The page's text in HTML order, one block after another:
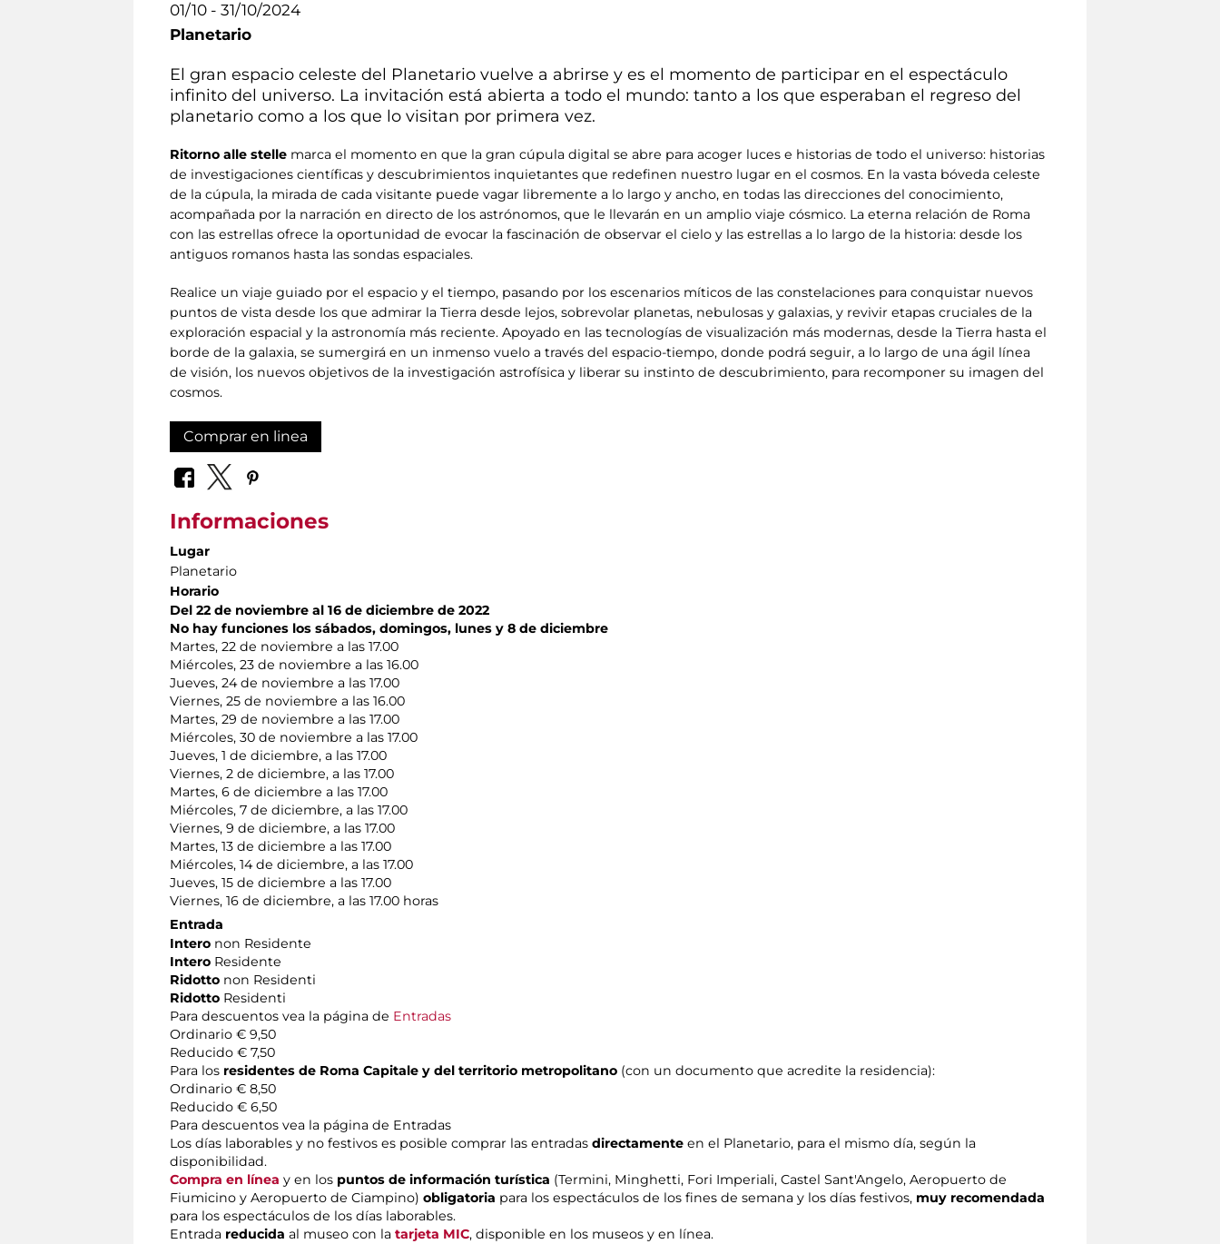
01/10 - 31/10/2024
Planetario
El gran espacio celeste del Planetario vuelve a abrirse y es el momento de participar en el espectáculo
infinito del universo. La invitación está abierta a todo el mundo: tanto a los que esperaban el regreso del
planetario como a los que lo visitan por primera vez.
Ritorno alle stelle marca el momento en que la gran cúpula digital se abre para acoger luces e historias de todo el universo: historias
de investigaciones científicas y descubrimientos inquietantes que redefinen nuestro lugar en el cosmos. En la vasta bóveda celeste
de la cúpula, la mirada de cada visitante puede vagar libremente a lo largo y ancho, en todas las direcciones del conocimiento,
acompañada por la narración en directo de los astrónomos, que le llevarán en un amplio viaje cósmico. La eterna relación de Roma
con las estrellas ofrece la oportunidad de evocar la fascinación de observar el cielo y las estrellas a lo largo de la historia: desde los
antiguos romanos hasta las sondas espaciales.
Realice un viaje guiado por el espacio y el tiempo, pasando por los escenarios míticos de las constelaciones para conquistar nuevos
puntos de vista desde los que admirar la Tierra desde lejos, sobrevolar planetas, nebulosas y galaxias, y revivir etapas cruciales de la
exploración espacial y la astronomía más reciente. Apoyado en las tecnologías de visualización más modernas, desde la Tierra hasta el
borde de la galaxia, se sumergirá en un inmenso vuelo a través del espacio-tiempo, donde podrá seguir, a lo largo de una ágil línea
de visión, los nuevos objetivos de la investigación astrofísica y liberar su instinto de descubrimiento, para recomponer su imagen del
cosmos.
Comprar en linea
Informaciones
Lugar
Planetario
Horario
Del 22 de noviembre al 16 de diciembre de 2022
No hay funciones los sábados, domingos, lunes y 8 de diciembre
Martes, 22 de noviembre a las 17.00
Miércoles, 23 de noviembre a las 16.00
Jueves, 24 de noviembre a las 17.00
Viernes, 25 de noviembre a las 16.00
Martes, 29 de noviembre a las 17.00
Miércoles, 30 de noviembre a las 17.00
Jueves, 1 de diciembre, a las 17.00
Viernes, 2 de diciembre, a las 17.00
Martes, 6 de diciembre a las 17.00
Miércoles, 7 de diciembre, a las 17.00
Viernes, 9 de diciembre, a las 17.00
Martes, 13 de diciembre a las 17.00
Miércoles, 14 de diciembre, a las 17.00
Jueves, 15 de diciembre a las 17.00
Viernes, 16 de diciembre, a las 17.00 horas
Entrada
Intero non Residente
Intero Residente
Ridotto non Residenti
Ridotto Residenti
Para descuentos vea la página de Entradas
Ordinario € 9,50
Reducido € 7,50
Para los residentes de Roma Capitale y del territorio metropolitano (con un documento que acredite la residencia):
Ordinario € 8,50
Reducido € 6,50
Para descuentos vea la página de Entradas
Los días laborables y no festivos es posible comprar las entradas directamente en el Planetario, para el mismo día, según la
disponibilidad.
Compra en línea y en los puntos de información turística (Termini, Minghetti, Fori Imperiali, Castel Sant'Angelo, Aeropuerto de
Fiumicino y Aeropuerto de Ciampino) obligatoria para los espectáculos de los fines de semana y los días festivos, muy recomendada
para los espectáculos de los días laborables.
Entrada reducida al museo con la tarjeta MIC, disponible en los museos y en línea.